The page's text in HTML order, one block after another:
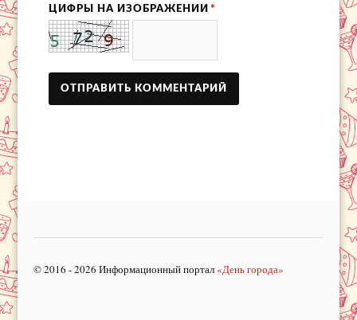
ЦИФРЫ НА ИЗОБРАЖЕНИИ *
© 2016 - 2026 Информационный портал «День города»